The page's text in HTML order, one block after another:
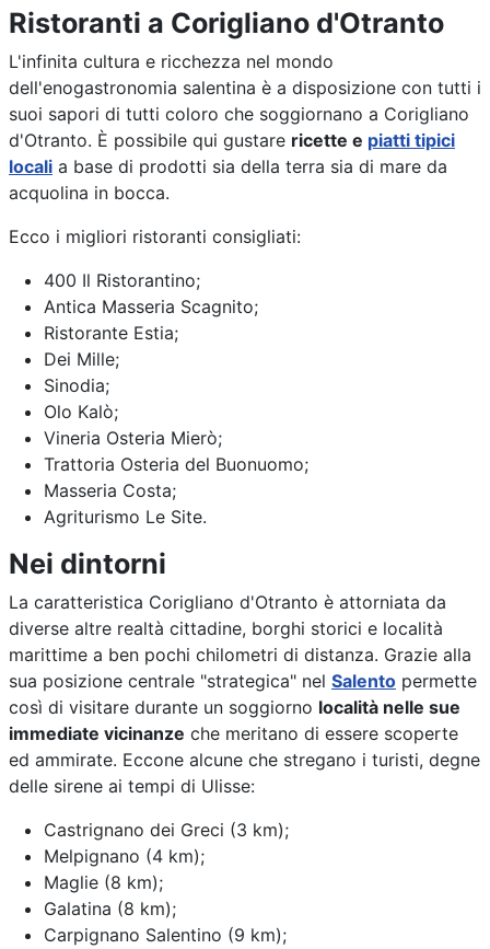
Ristoranti a Corigliano d'Otranto
L'infinita cultura e ricchezza nel mondo
dell'enogastronomia salentina è a disposizione con tutti i
suoi sapori di tutti coloro che soggiornano a Corigliano
d'Otranto. È possibile qui gustare ricette e piatti tipici
locali a base di prodotti sia della terra sia di mare da
acquolina in bocca.
Ecco i migliori ristoranti consigliati:
400 Il Ristorantino;
Antica Masseria Scagnito;
Ristorante Estia;
Dei Mille;
Sinodia;
Olo Kalò;
Vineria Osteria Mierò;
Trattoria Osteria del Buonuomo;
Masseria Costa;
Agriturismo Le Site.
Nei dintorni
La caratteristica Corigliano d'Otranto è attorniata da
diverse altre realtà cittadine, borghi storici e località
marittime a ben pochi chilometri di distanza. Grazie alla
sua posizione centrale "strategica" nel Salento permette
così di visitare durante un soggiorno località nelle sue
immediate vicinanze che meritano di essere scoperte
ed ammirate. Eccone alcune che stregano i turisti, degne
delle sirene ai tempi di Ulisse:
Castrignano dei Greci (3 km);
Melpignano (4 km);
Maglie (8 km);
Galatina (8 km);
Carpignano Salentino (9 km);